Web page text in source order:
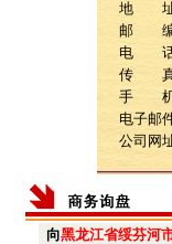
地 址
邮 编
电 话
传 真
手 机
电子邮
公司网
向黑龙江省绥芬河